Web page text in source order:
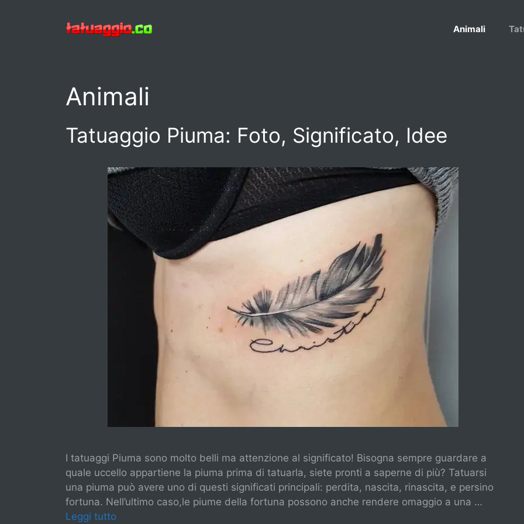
Animali
Animali
Tatuaggio Piuma: Foto, Significato, Idee
I tatuaggi Piuma sono molto belli ma attenzione al significato! Bisogna sempre guardare a
quale uccello appartiene la piuma prima di tatuarla, siete pronti a saperne di più? Tatuarsi
una piuma può avere uno di questi significati principali: perdita, nascita, rinascita, e persino
fortuna. Nell’ultimo caso,le piume della fortuna possono anche rendere omaggio a una …
Leggi tutto